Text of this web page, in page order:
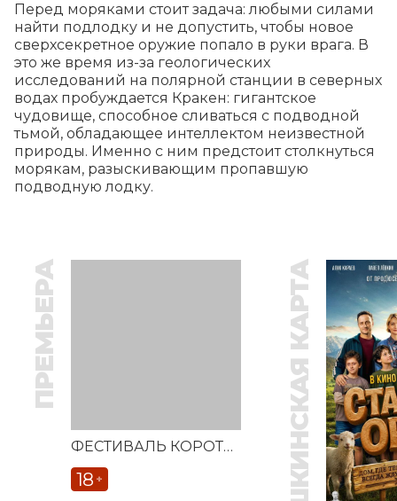
Перед моряками стоит задача: любыми силами
найти подлодку и не допустить, чтобы новое
сверхсекретное оружие попало в руки врага. В
это же время из-за геологических
исследований на полярной станции в северных
водах пробуждается Кракен: гигантское
чудовище, способное сливаться с подводной
тьмой, обладающее интеллектом неизвестной
природы. Именно с ним предстоит столкнуться
морякам, разыскивающим пропавшую
подводную лодку.
ПРЕМЬЕРА
ФЕСТИВАЛЬ КОРОТКОМЕТРАЖНЫХ ФИЛЬМОВ «ВЕСТОЧКА»
18 + ПУШКИНСКАЯ КАРТА